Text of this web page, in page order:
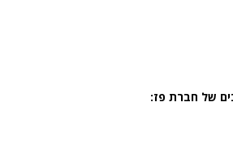
של חברת פז: